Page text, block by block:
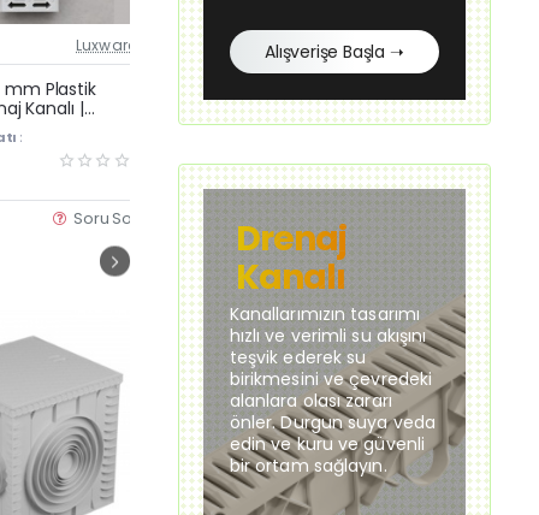
Güncel Fiyat
Yeni Ürün
Luxwares
mm Plastik
Kanalı |
ve Havuz
:
Soru Sor
Güncel Fiyat
Çok Satan
Stokta Var Luxwares
Mazgalı – Drenaj Kanalı Üstü
Dayanıklı Plastik Izgara Kapak
240,00 TL
Satın Al Soru Sor
Alışverişe Başla ➝
Drenaj
Kanalı
Kanallarımızın tasarımı
hızlı ve verimli su akışını
teşvik ederek su
birikmesini ve çevredeki
alanlara olası zararı
önler. Durgun suya veda
edin ve kuru ve güvenli
bir ortam sağlayın.